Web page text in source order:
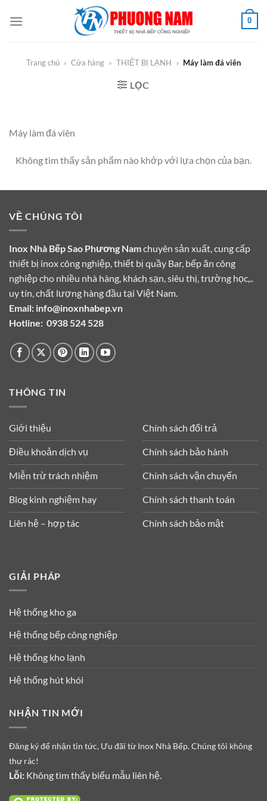
qua
0
Trang chủ » Cửa hàng » THIẾT BỊ LẠNH » Máy làm đá viên
LỌC
Máy làm đá viên
Không tìm thấy sản phẩm nào khớp với lựa chọn của bạn.
VỀ CHÚNG TÔI
Inox Nhà Bếp Sao Phương Namchuyên sản xuất, cung cấp
thiết bị inox công nghiệp, thiết bị quầy Bar, bếp ăn công
nghiệp cho nhiều nhà hàng, khách sạn, siêu thị, trường học,..
uy tín, chất lượng hàng đầu tại Việt Nam.
Email: info@inoxnhabep.vn
Hotline: 0938 524 528
THÔNG TIN
Giới thiệu
Điều khoản dịch vụ
Miễn trừ trách nhiệm
Blog kinh nghiệm hay
Liên hệ – hợp tác
Chính sách đổi trả
Chính sách bảo hành
Chính sách vận chuyển
Chính sách thanh toán
Chính sách bảo mật
GIẢI PHÁP
Hệ thống kho ga
Hệ thống bếp công nghiệp
Hệ thống kho lạnh
Hệ thống hút khói
NHẬN TIN MỚI
Đăng ký để nhận tin tức, Ưu đãi từ Inox Nhà Bếp. Chúng tôi không
thư rác!
Lỗi: Không tìm thấy biểu mẫu liên hệ.